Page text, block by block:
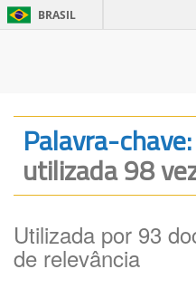
BRASIL
Palavra-
utilizada 98
Utilizada por 93
de relevância